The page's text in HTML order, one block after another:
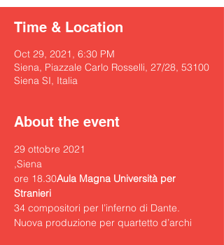
Time & Location
Oct 29, 2021, 6:30 PM
Siena, Piazzale Carlo Rosselli, 27/28, 53100
Siena SI, Italia
About the event
29 ottobre 2021
,Siena
ore 18.30Aula Magna Università per
Stranieri
34 compositori per l’inferno di Dante.
Nuova produzione per quartetto d’archi